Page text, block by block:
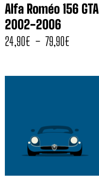
Alfa Roméo 156 GTA
2002-2006
24,90€ – 79,90€